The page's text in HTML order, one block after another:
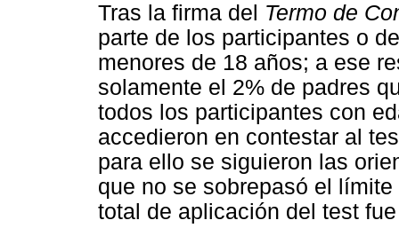
Tras la firma del Termo de
parte de los participantes o
menores de 18 años; a ese
solamente el 2% de padres
todos los participantes con
accedieron en contestar al
para ello se siguieron las
que no se sobrepasó el
total de aplicación del test